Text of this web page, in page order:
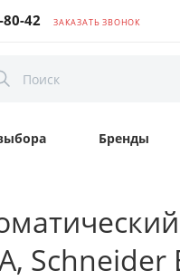
42 ЗАКАЗАТЬ ЗВОНОК
Бренды
Schneider